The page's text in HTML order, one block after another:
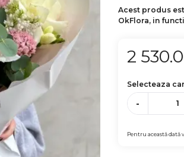
Acest produs
OkFlora, in
2
Selecteaza
-
Pentru această